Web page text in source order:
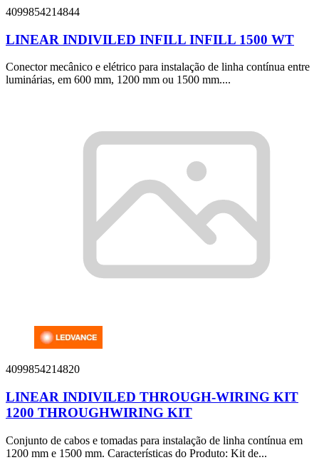
4099854214844
LINEAR INDIVILED INFILL INFILL 1500 WT
Conector mecânico e elétrico para instalação de linha contínua entre
luminárias, em 600 mm, 1200 mm ou 1500 mm....
4099854214820
LINEAR INDIVILED THROUGH-WIRING KIT
1200 THROUGHWIRING KIT
Conjunto de cabos e tomadas para instalação de linha contínua em
1200 mm e 1500 mm. Características do Produto: Kit de...